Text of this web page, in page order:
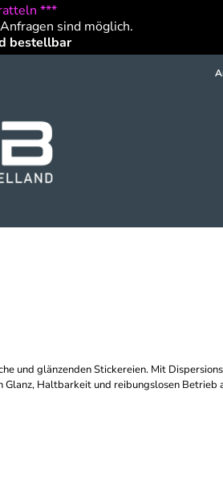
***
sind möglich.
bestellbar
und glänzenden Stickereien. Mit
Glanz, Haltbarkeit und reibungslosen